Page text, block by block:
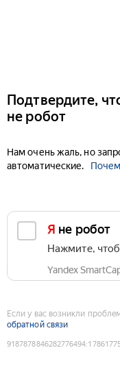
Подтвердите,
не робот
Нам очень жаль, но
автоматические.
Я не робот
Нажмите,
Yandex
Если у вас возникли
обратной связи
9187878846282776494: